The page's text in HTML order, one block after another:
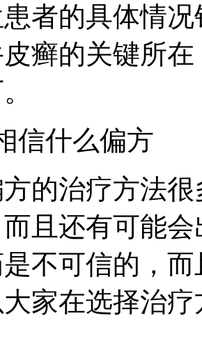
者的具体情
癣的关键所
信什么偏方
的治疗方法
且还有可能
不可信的，
家在选择治